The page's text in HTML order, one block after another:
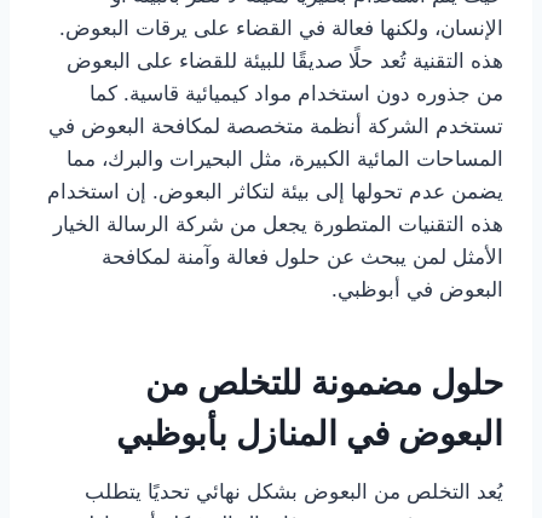
الإنسان، ولكنها فعالة في القضاء على يرقات البعوض.
هذه التقنية تُعد حلًا صديقًا للبيئة للقضاء على البعوض
من جذوره دون استخدام مواد كيميائية قاسية. كما
تستخدم الشركة أنظمة متخصصة لمكافحة البعوض في
المساحات المائية الكبيرة، مثل البحيرات والبرك، مما
يضمن عدم تحولها إلى بيئة لتكاثر البعوض. إن استخدام
هذه التقنيات المتطورة يجعل من شركة الرسالة الخيار
الأمثل لمن يبحث عن حلول فعالة وآمنة لمكافحة
البعوض في أبوظبي.
حلول مضمونة للتخلص من
البعوض في المنازل بأبوظبي
يُعد التخلص من البعوض بشكل نهائي تحديًا يتطلب